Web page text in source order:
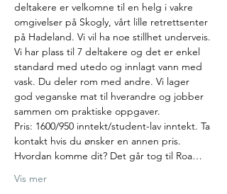
deltakere er velkomne til en helg i vakre
omgivelser på Skogly, vårt lille retrettsenter
på Hadeland. Vi vil ha noe stillhet underveis.
Vi har plass til 7 deltakere og det er enkel
standard med utedo og innlagt vann med
vask. Du deler rom med andre. Vi lager
god veganske mat til hverandre og jobber
sammen om praktiske oppgaver.
Pris: 1600/950 inntekt/student-lav inntekt. Ta
kontakt hvis du ønsker en annen pris.
Hvordan komme dit? Det går tog til Roa…
Vis mer